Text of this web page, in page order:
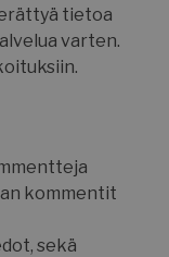
tietoa
varten.
kommentit
sekä